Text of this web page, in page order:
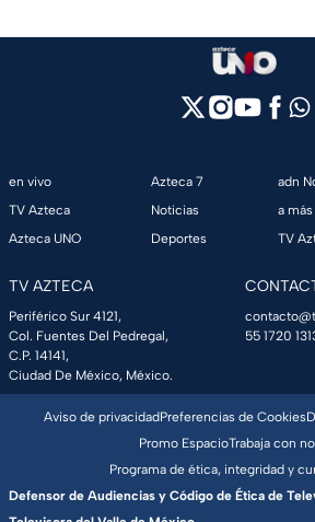
en vivo
TV Azteca
Azteca UNO
Azteca 7
Noticias
Deportes
adn
a más
TV
TV AZTECA
Periférico Sur 4121,
Col. Fuentes Del Pedregal,
C.P. 14141,
Ciudad De México, México.
55 1720
Aviso de privacidadPreferencias de Cookies
Promo EspacioTrabaja con
Programa de ética, integridad y
Defensor de Audiencias y Código de Ética de